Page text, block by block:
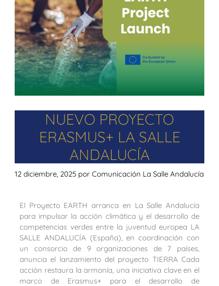
NUEVO PROYECTO
ERASMUS+ LA SALLE
ANDALUCÍA
12 diciembre, 2025 por Comunicación La Salle Andalucía
El Proyecto EARTH arranca en La Salle Andalucía
para impulsar la acción climática y el desarrollo de
competencias verdes entre la juventud europea LA
SALLE ANDALUCÍA (España), en coordinación con
un consorcio de 9 organizaciones de 7 países,
anuncia el lanzamiento del proyecto TIERRA Cada
acción restaura la armonía, una iniciativa clave en el
marco de Erasmus+ para el desarrollo de